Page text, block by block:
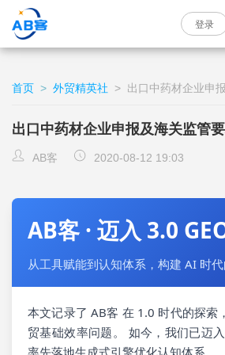
登录
首页 > 外贸精英社 > 出口中药材企业申
出口中药材企业申报及海关监管
AB客 2020-08-12 19:03
AB客 · 迈入 3.0
从工具赋能到认知体系，构建 AI 时
本文记录了 AB客 在 1.0 时代的探索
贸基础效率问题。 如今，我们已迈
率先落地生成式引擎优化认知体系。